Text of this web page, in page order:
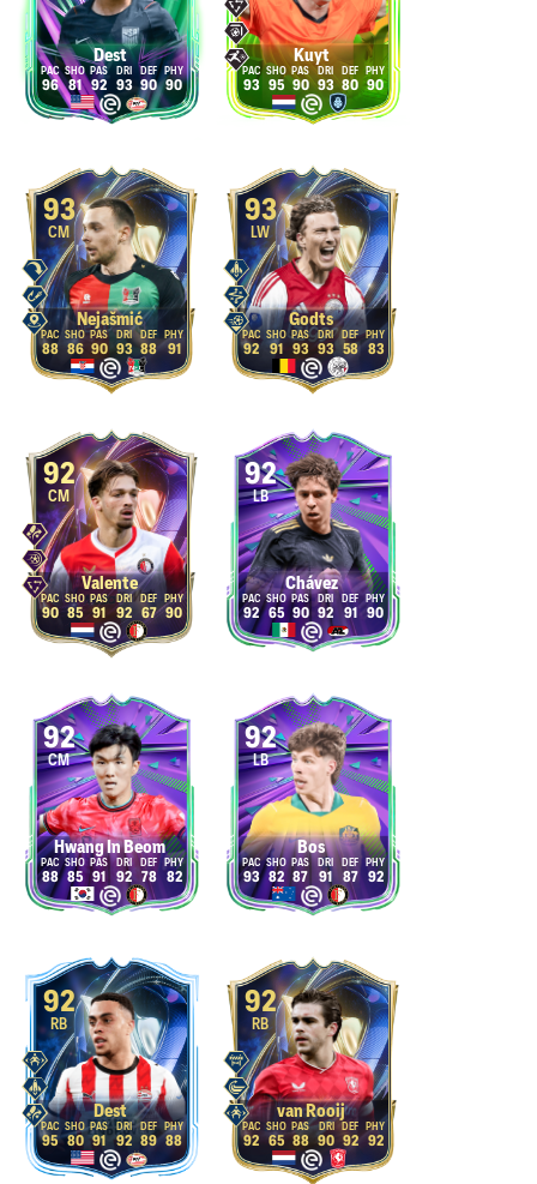
Dest
96 81 92 93 90 90
Kuyt
93 95 90 93 80 90
93
CM
Nejašmić
88 86 90 93 88 91
93
LW
Godts
92 91 93 93 58 83
92
CM
Valente
90 85 91 92 67 90
92
LB
Chávez
92 65 90 92 91 90
92
CM
Hwang In Beom
88 85 91 92 78 82
92
LB
Bos
93 82 87 91 87 92
92
RB
Dest
95 80 91 92 89 88
92
RB
van Rooij
92 65 88 90 92 92